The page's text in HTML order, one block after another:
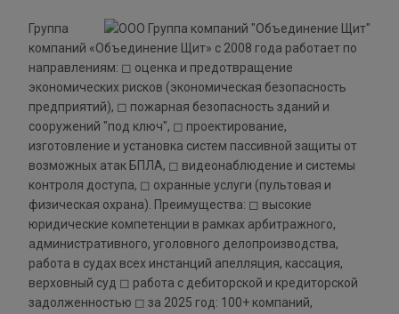
Группа
компаний «Объединение Щит» с 2008 года работает по
направлениям: ◻ оценка и предотвращение
экономических рисков (экономическая безопасность
предприятий), ◻ пожарная безопасность зданий и
сооружений "под ключ", ◻ проектирование,
изготовление и установка систем пассивной защиты от
возможных атак БПЛА, ◻ видеонаблюдение и системы
контроля доступа, ◻ охранные услуги (пультовая и
физическая охрана). Преимущества: ◻ высокие
юридические компетенции в рамках арбитражного,
административного, уголовного делопроизводства,
работа в судах всех инстанций апелляция, кассация,
верховный суд ◻ работа с дебиторской и кредиторской
задолженностью ◻ за 2025 год: 100+ компаний,